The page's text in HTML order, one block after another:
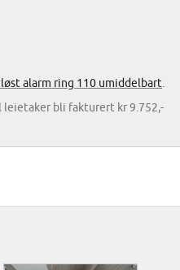
alarm ring 110 umiddelbart
bli fakturert kr 9.752,-